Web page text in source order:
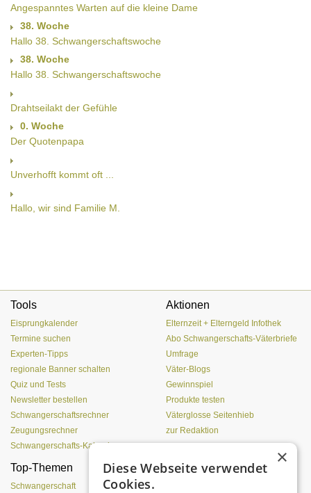
Angespanntes Warten auf die kleine Dame
38. Woche
Hallo 38. Schwangerschaftswoche
38. Woche
Hallo 38. Schwangerschaftswoche
Drahtseilakt der Gefühle
0. Woche
Der Quotenpapa
Unverhofft kommt oft ...
Hallo, wir sind Familie M.
Tools
Eisprungkalender
Termine suchen
Experten-Tipps
regionale Banner schalten
Quiz und Tests
Newsletter bestellen
Schwangerschaftsrechner
Zeugungsrechner
Schwangerschafts-Kalender
Aktionen
Elternzeit + Elterngeld Infothek
Abo Schwangerschafts-Väterbriefe
Umfrage
Väter-Blogs
Gewinnspiel
Produkte testen
Väterglosse Seitenhieb
zur Redaktion
Top-Themen
Schwangerschaft
Einen Lehmofen
×
Diese Webseite verwendet
Cookies.